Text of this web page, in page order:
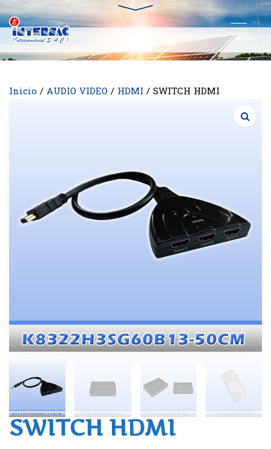
Inicio /AUDIO VIDEO/ HDMI / SWITCH HDMI
SWITCH HDMI